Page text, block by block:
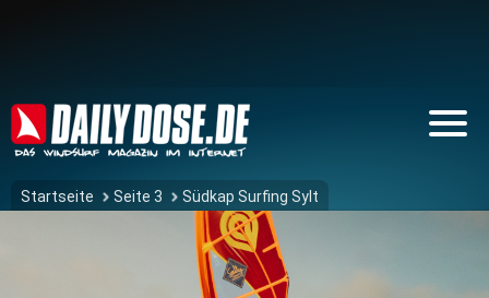
Startseite Seite 3 Südkap Surfing Sylt